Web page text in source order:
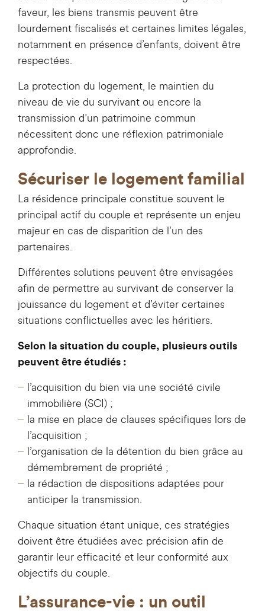
faveur, les biens transmis peuvent être
lourdement fiscalisés et certaines limites légales,
notamment en présence d’enfants, doivent être
respectées.
La protection du logement, le maintien du
niveau de vie du survivant ou encore la
transmission d’un patrimoine commun
nécessitent donc une réflexion patrimoniale
approfondie.
Sécuriser le logement familial
La résidence principale constitue souvent le
principal actif du couple et représente un enjeu
majeur en cas de disparition de l’un des
partenaires.
Différentes solutions peuvent être envisagées
afin de permettre au survivant de conserver la
jouissance du logement et d’éviter certaines
situations conflictuelles avec les héritiers.
Selon la situation du couple, plusieurs outils
peuvent être étudiés :
l’acquisition du bien via une société civile
immobilière (SCI) ;
la mise en place de clauses spécifiques lors de
l’acquisition ;
l’organisation de la détention du bien grâce au
démembrement de propriété ;
la rédaction de dispositions adaptées pour
anticiper la transmission.
Chaque situation étant unique, ces stratégies
doivent être étudiées avec précision afin de
garantir leur efficacité et leur conformité aux
objectifs du couple.
L’assurance-vie : un outil